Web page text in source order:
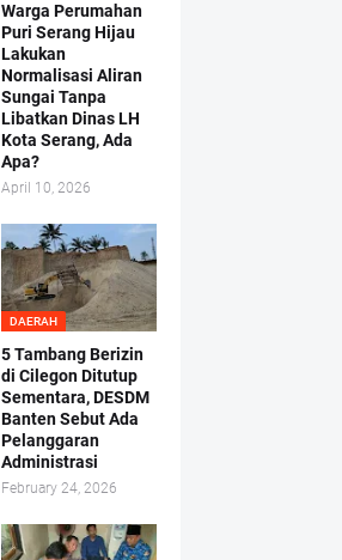
Warga Perumahan
Puri Serang Hijau
Lakukan
Normalisasi Aliran
Sungai Tanpa
Libatkan Dinas LH
Kota Serang, Ada
Apa?
April 10, 2026
DAERAH
5 Tambang Berizin
di Cilegon Ditutup
Sementara, DESDM
Banten Sebut Ada
Pelanggaran
Administrasi
February 24, 2026